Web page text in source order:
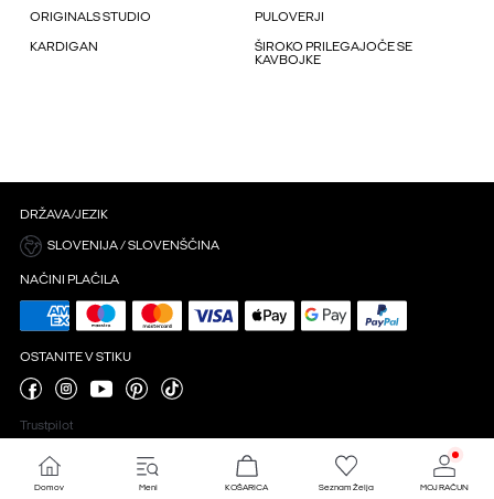
ORIGINALS STUDIO PULOVERJI
KARDIGAN
ŠIROKO PRILEGAJOČE SE
KAVBOJKE
DRŽAVA/JEZIK
SLOVENIJA / SLOVENŠČINA
NAČINI PLAČILA
OSTANITE V STIKU
Trustpilot
Nastavitve piškotkov
Domov Meni KOŠARICA Seznam Želja MOJ RAČUN